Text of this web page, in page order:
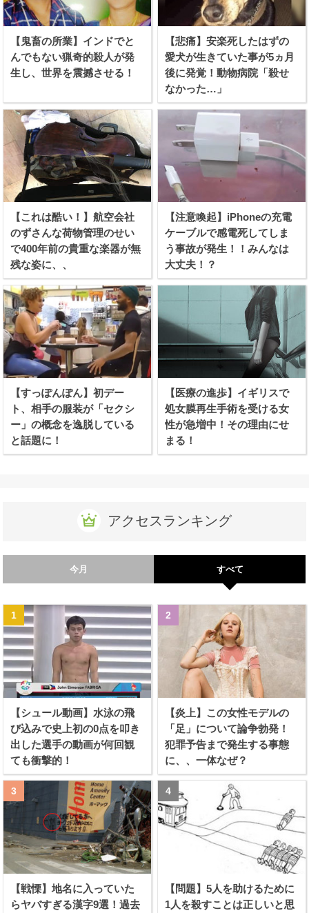
【鬼畜の所業】インドでと
んでもない猟奇的殺人が発
生し、世界を震撼させる！
【悲痛】安楽死したはずの
愛犬が生きていた事が5ヵ月
後に発覚！動物病院「殺せ
なかった…」
【これは酷い！】航空会社
のずさんな荷物管理のせい
で400年前の貴重な楽器が無
残な姿に、、
【注意喚起】iPhoneの充電
ケーブルで感電死してしま
う事故が発生！！みんなは
大丈夫！？
【すっぽんぽん】初デー
ト、相手の服装が「セクシ
ー」の概念を逸脱している
と話題に！
【医療の進歩】イギリスで
処女膜再生手術を受ける女
性が急増中！その理由にせ
まる！
アクセスランキング
今月 すべて
【シュール動画】水泳の飛
び込みで史上初の0点を叩き
出した選手の動画が何回観
ても衝撃的！
【炎上】この女性モデルの
「足」について論争勃発！
犯罪予告まで発生する事態
に、、一体なぜ？
【戦慄】地名に入っていた
らヤバすぎる漢字9選！過去
【問題】5人を助けるために
1人を殺すことは正しいと思